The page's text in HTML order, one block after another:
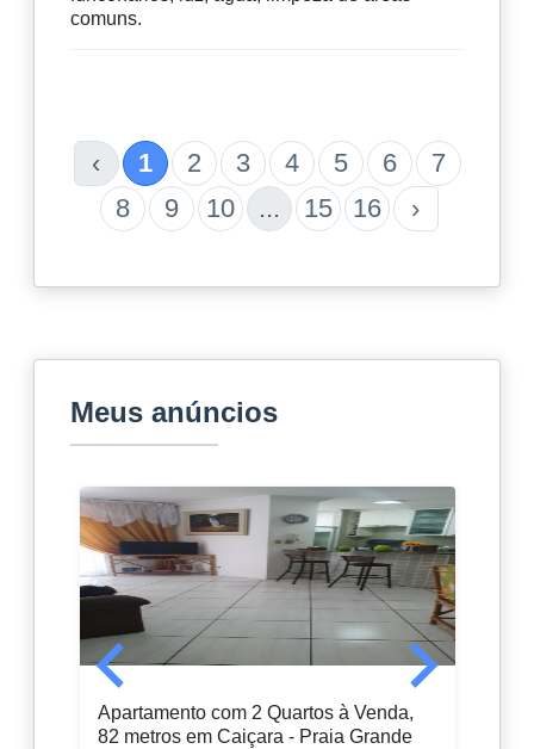
comuns.
‹ 1 2 3 4 5 6
7
8
9 10 ... 15 16 ›
Meus anúncios
Apartamento com 2 Quartos à Venda,
82 metros em Caiçara - Praia Grande